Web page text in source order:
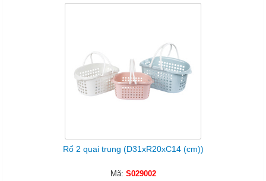
Rổ 2 quai trung (D31xR20xC14 (cm))
Mã: S029002